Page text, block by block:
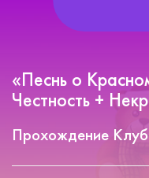
«Песнь о
Честность +
Прохождение